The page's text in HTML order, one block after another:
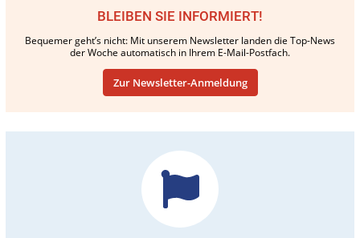
BLEIBEN SIE INFORMIERT!
Bequemer geht’s nicht: Mit unserem Newsletter landen die Top-News
der Woche automatisch in Ihrem E-Mail-Postfach.
Zur Newsletter-Anmeldung